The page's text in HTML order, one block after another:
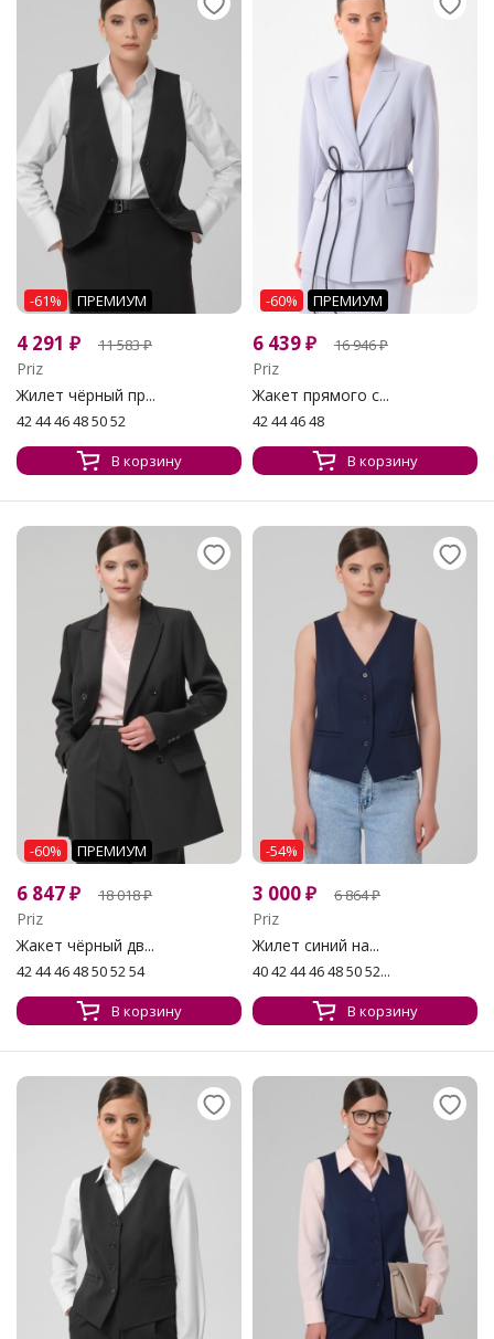
-61% ПРЕМИУМ
4 291 ₽ 11 583₽
Priz
Жилет чёрный пр...
42 44 46 48 50 52
В корзину
-60% ПРЕМИУМ
6 439₽ 16 946₽
Priz
Жакет прямого с...
42 44 46 48
В корзину
-60% ПРЕМИУМ
6 847₽ 18 018₽
Priz
Жакет чёрный дв...
42 44 46 48 50 52 54
В корзину
-54%
3 000₽ 6 864₽
Priz
Жилет синий на...
40 42 44 46 48 50 52...
В корзину